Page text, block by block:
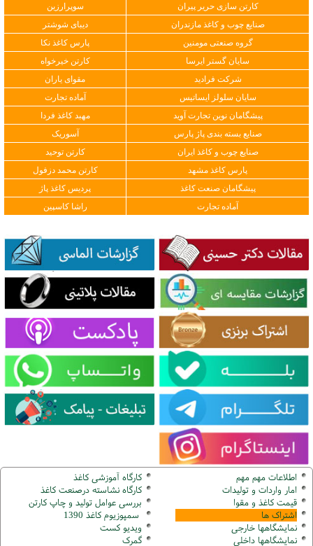
کارتن سازی حریر پیران
سوپرارزین
صنایع چوب و کاغذ مازندران
دیبای شوشتر
گروه صنعتی مومنین
پارس کاغذ نکا
سایان گستر ایرسا
کارتن خیرخواه
شرکت فرادید
مقوای یاران
سایان سلولز ایساتیس
آماده تجارت
پیشگامان نوین تجارت آوید
مهبد کاغذ فردا
صنایع بسته بندی پاژ پارس
آسوریک
صنایع چوب و کاغذ ایران
کارتن توحید
پارس کاغذ مشهد
کارتن محمد دزفول
پیشگامان صنعت کاغذ
پردیس کاغذ پاژ
آماده تجارت
راشا کاسپین
اطلاعات مهم مهم
امار واردات و تولیدات
قیمت کاغذ و مقوا
اشتراک ها
نمایشگاهها خارجی
نمایشگاهها داخلی
کارگاه آموزشی کاغذ
کارگاه نشاسته درصنعت کاغذ
بررسی عوامل تولید و چاپ کارتن
سمپوزیوم کاغذ 1390
ویدیو کست
گمرک